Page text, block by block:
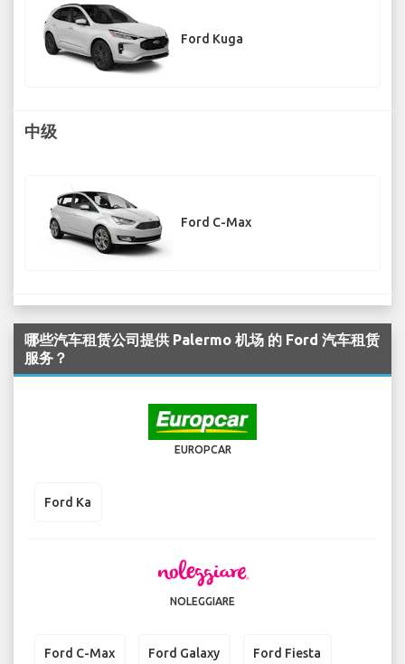
Ford Kuga
中级
Ford C-Max
哪些汽车租赁公司提供 Palermo 机场 的 Ford 汽车租赁
服务？
EUROPCAR
Ford Ka
NOLEGGIARE
Ford C-Max Ford Galaxy Ford Fiesta